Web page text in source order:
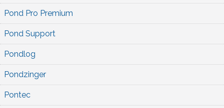
Pond Pro Premium
Pond Support
Pondlog
Pondzinger
Pontec